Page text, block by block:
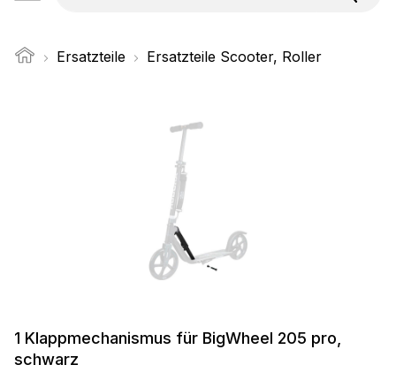
Ersatzteile Ersatzteile Scooter, Roller
1 Klappmechanismus für BigWheel 205 pro,
schwarz